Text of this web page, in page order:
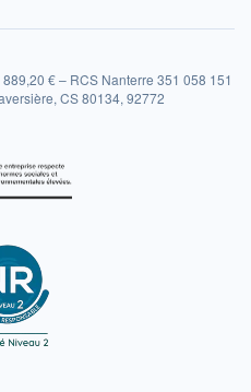
€ – RCS Nanterre 351 058 151
CS 80134, 92772